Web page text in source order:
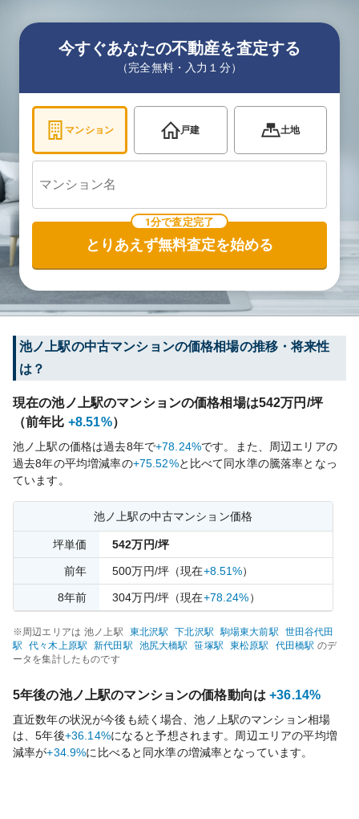
今すぐあなたの不動産を査定する
（完全無料・入力１分）
マンション 戸建 土地
1分で査定完了
とりあえず無料査定を始める
池ノ上駅の中古マンションの価格相場の推移・将来性
は？
現在の池ノ上駅のマンションの価格相場は542万円/坪
（前年比 +8.51%）
池ノ上駅の価格は過去8年で+78.24%です。
また、周辺エリアの
過去8年の平均増減率の+75.52%と比べて同水準の騰落率となっ
ています。
池ノ上駅の中古マンション価格
坪単価 542万円/坪
前年 500万円/坪 （現在+8.51%）
8年前 304万円/坪 （現在+78.24%）
※周辺エリアは 池ノ上駅 東北沢駅 下北沢駅 駒場東大前駅
世田谷代田
駅
代々木上原駅 新代田駅 池尻大橋駅 笹塚駅 東松原駅 代田橋駅 のデ
ータを集計したものです
5年後の池ノ上駅のマンションの価格動向は +36.14%
直近数年の状況が今後も続く場合、池ノ上駅のマンション相場
は、5年後+36.14%になると予想されます。周辺エリアの平均増
減率が+34.9%に比べると 同水準の増減率となっています。